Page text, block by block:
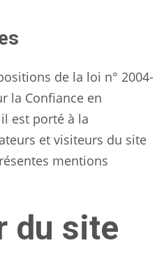
de la loi n° 2004-
la Confiance en
est porté à la
et visiteurs du site
mentions
du site